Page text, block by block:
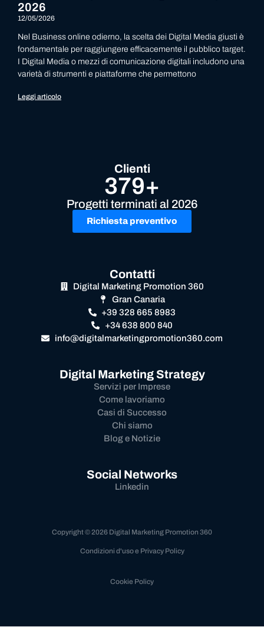
2026
12/05/2026
Nel Business online odierno, la scelta dei Digital Media giusti è
fondamentale per raggiungere efficacemente il pubblico target.
I Digital Media o mezzi di comunicazione digitali includono una
varietà di strumenti e piattaforme che permettono
Leggi articolo
Clienti
379+
Progetti terminati al 2026
Richiesta preventivo
Contatti
Digital Marketing Promotion 360
Gran Canaria
+39 328 665 8983
+34 638 800 840
info@digitalmarketingpromotion360.com
Digital Marketing Strategy
Servizi per Imprese
Come lavoriamo
Casi di Successo
Chi siamo
Blog e Notizie
Social Networks
Linkedin
Copyright © 2026 Digital Marketing Promotion 360
Condizioni d'uso e Privacy Policy
Cookie Policy